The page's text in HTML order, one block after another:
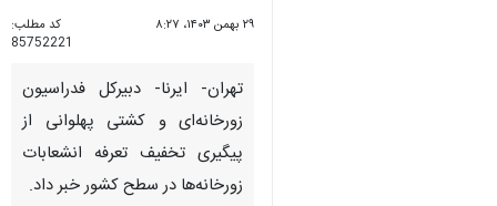
۲۹ بهمن ۱۴۰۳، ۸:۲۷
کد مطلب:
85752221
تهران- ایرنا- دبیرکل فدراسیون
زورخانه‌ای و کشتی پهلوانی از
پیگیری تخفیف تعرفه انشعابات
زورخانه‌ها در سطح کشور خبر داد.